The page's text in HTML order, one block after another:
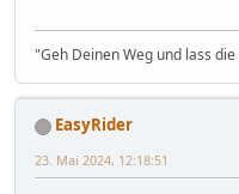
"Geh Deinen Weg und lass
EasyRider
23. Mai 2024, 12:18:51